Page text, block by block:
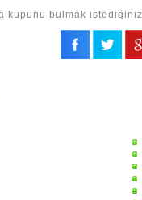
küpünü bulmak